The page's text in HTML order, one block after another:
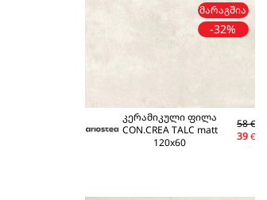
ᲛᲐᲠᲐᲒᲨᲘᲐ
-32%
კერამიკული ფილა
CON.CREA TALC matt
120x60
58€
39 €